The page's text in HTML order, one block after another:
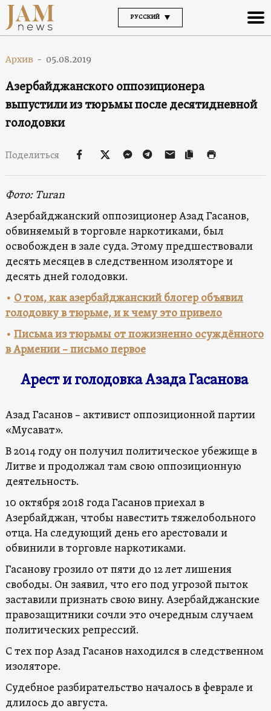
РУССКИЙ
Архив - 05.08.2019
Азербайджанского оппозиционера
выпустили из тюрьмы после десятидневной
голодовки
Поделиться
Фото: Turan
Азербайджанский оппозиционер Азад Гасанов,
обвиняемый в торговле наркотиками, был
освобожден в зале суда. Этому предшествовали
десять месяцев в следственном изоляторе и
десять дней голодовки.
• О том, как азербайджанский блогер объявил
голодовку в тюрьме, и к чему это привело
• Письма из тюрьмы от пожизненно осуждённого
в Армении – письмо первое
Арест и голодовка Азада Гасанова
Азад Гасанов – активист оппозиционной партии
«Мусават».
В 2014 году он получил политическое убежище в
Литве и продолжал там свою оппозиционную
деятельность.
10 октября 2018 года Гасанов приехал в
Азербайджан, чтобы навестить тяжелобольного
отца. На следующий день его арестовали и
обвинили в торговле наркотиками.
Гасанову грозило от пяти до 12 лет лишения
свободы. Он заявил, что его под угрозой пыток
заставили признать свою вину. Азербайджанские
правозащитники сочли это очередным случаем
политических репрессий.
С тех пор Азад Гасанов находился в следственном
изоляторе.
Судебное разбирательство началось в феврале и
длилось до августа.